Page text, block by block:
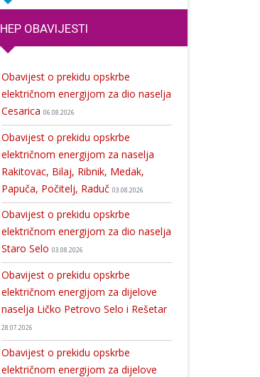
U Pastoralnom centru župe svetoga Josipa u Ličkom Osiku bit će prikazan film o tragediji Škabrnje 1991.godine
HEP OBAVIJESTI
Obavijest o prekidu opskrbe
električnom energijom za dio naselja
Cesarica 06.08.2026
Obavijest o prekidu opskrbe
električnom energijom za naselja
Rakitovac, Bilaj, Ribnik, Medak,
Papuča, Počitelj, Raduč 03.08.2026
Obavijest o prekidu opskrbe
električnom energijom za dio naselja
Staro Selo 03.08.2026
Obavijest o prekidu opskrbe
električnom energijom za dijelove
naselja Ličko Petrovo Selo i Rešetar
28.07.2026
Obavijest o prekidu opskrbe
električnom energijom za dijelove